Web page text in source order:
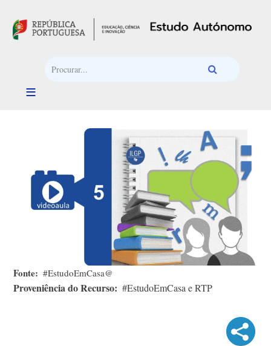
Fonte #EstudoEmCasa@
Proveniência do Recurso #EstudoEmCasa e RTP